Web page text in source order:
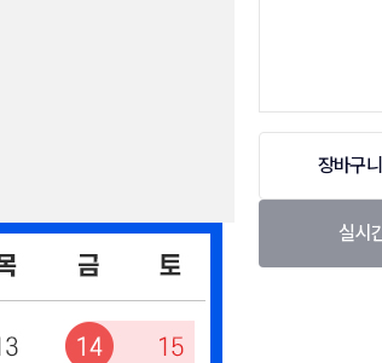
장바구니
실시